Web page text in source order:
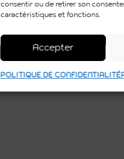
consentir ou de retirer son
caractéristiques et fonctions.
Accepter
POLITIQUE DE CONFIDENTIALITÉ